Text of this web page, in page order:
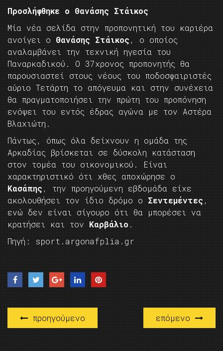
Προσλήφθηκε ο Θανάσης Στάικος
Μία νέα σελίδα στην προπονητική του καριέρα
ανοίγει ο Θανάσης Στάικος , ο οποίος
αναλαμβάνει την τεχνική ηγεσία του
Παναρκαδικού. Ο 37χρονος προπονητής θα
παρουσιαστεί στους νέους του ποδοσφαιριστές
αύριο Τετάρτη το απόγευμα και στην συνέχεια
θα πραγματοποιήσει την πρώτη του προπόνηση
ενόψει του εντός έδρας αγώνα με τον Αστέρα
Βλαχιώτη.
Πάντως, όπως όλα δείχνουν η ομάδα της
Αρκαδίας βρίσκεται σε δύσκολη κατάσταση
στον τομέα του οικονομικού. Είναι
χαρακτηριστικό ότι χθες αποχώρησε ο
Κασάπης , την προηγούμενη εβδομάδα είχε
ακολουθήσει τον ίδιο δρόμο ο Σεντεμέντες ,
ενώ δεν είναι σίγουρο ότι θα μπορέσει να
κρατήσει και τον Καρβάλιο .
Πηγή: sport.argonafplia.gr
προηγούμενο επόμενο